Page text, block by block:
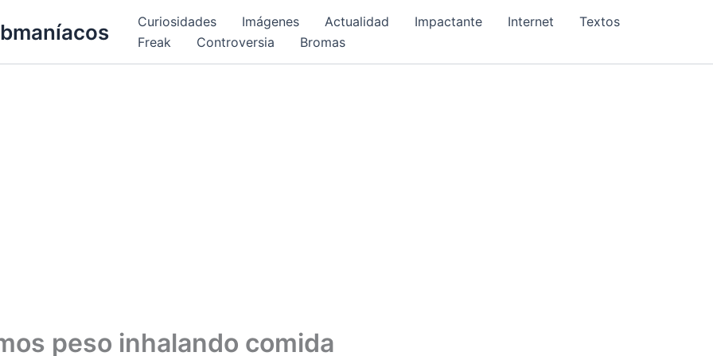
Curiosidades Imágenes Actualidad Impactante Internet
Textos
Freak
Controversia Bromas
peso inhalando comida